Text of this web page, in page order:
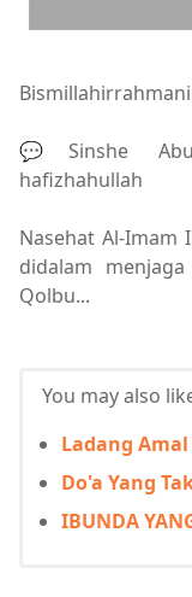
💬Sinshe
hafizhahullah
Nasehat Al-Imam
didalam
Qolbu...
You may also
Ladang
Do'a Yang
IBUNDA